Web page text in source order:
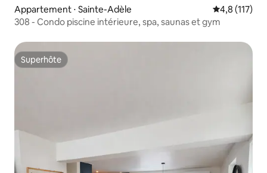
Appartement ⋅ Sainte-Adèle Évaluation
4,8 (117)
308 - Condo piscine intérieure, spa, saunas et gym
Superhôte
Superhôte